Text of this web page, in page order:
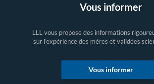
Vous informer
LLL vous propose des informations
sur l’expérience des mères et validées
Vous informer